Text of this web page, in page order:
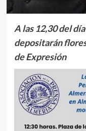
A las 12,30 del
depositarán
de Expresión